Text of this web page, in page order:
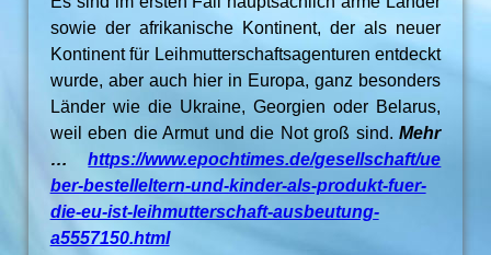
sowie der afrikanische Kontinent, der als neuer
Kontinent für Leihmutterschaftsagenturen entdeckt
wurde, aber auch hier in Europa, ganz besonders
Länder wie die Ukraine, Georgien oder Belarus,
weil eben die Armut und die Not groß sind.Mehr
…https://www.epochtimes.de/gesellschaft/ue
ber-bestelleltern-und-kinder-als-produkt-fuer-
die-eu-ist-leihmutterschaft-ausbeutung-
a5557150.html